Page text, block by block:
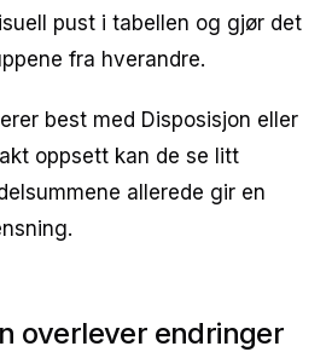
pust i tabellen og gjør det
fra hverandre.
best med Disposisjon eller
oppsett kan de se litt
allerede gir en
overlever endringer